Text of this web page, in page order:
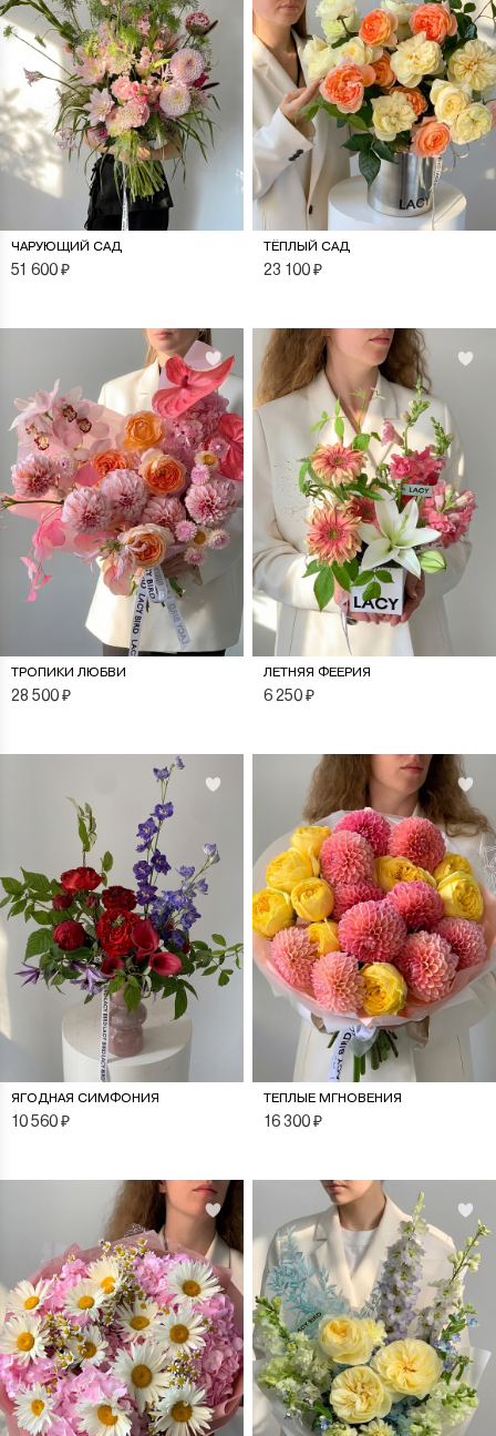
ЧАРУЮЩИЙ САД
51 600₽
ТЁПЛЫЙ САД
23 100₽
ТРОПИКИ ЛЮБВИ
28 500₽
ЛЕТНЯЯ ФЕЕРИЯ
6 250₽
ЯГОДНАЯ СИМФОНИЯ
10 560₽
ТЕПЛЫЕ МГНОВЕНИЯ
16 300₽